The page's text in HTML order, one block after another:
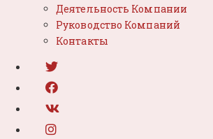
Деятельность Компании
Руководство Компаний
Контакты